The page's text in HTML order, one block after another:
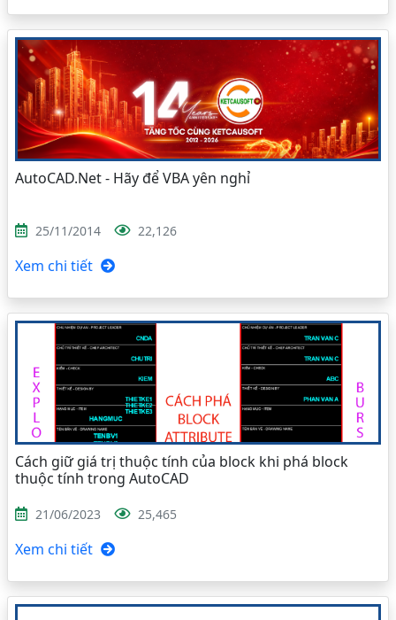
AutoCAD.Net - Hãy để VBA yên nghỉ
25/11/2014 22,126
Xem chi tiết
Cách giữ giá trị thuộc tính của block khi phá block
thuộc tính trong AutoCAD
21/06/2023 25,465
Xem chi tiết